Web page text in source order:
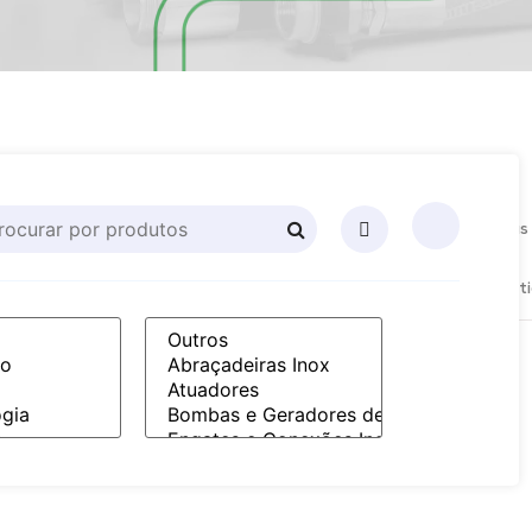
Mangueiras Mangueiras Mangueiras Mangueiras